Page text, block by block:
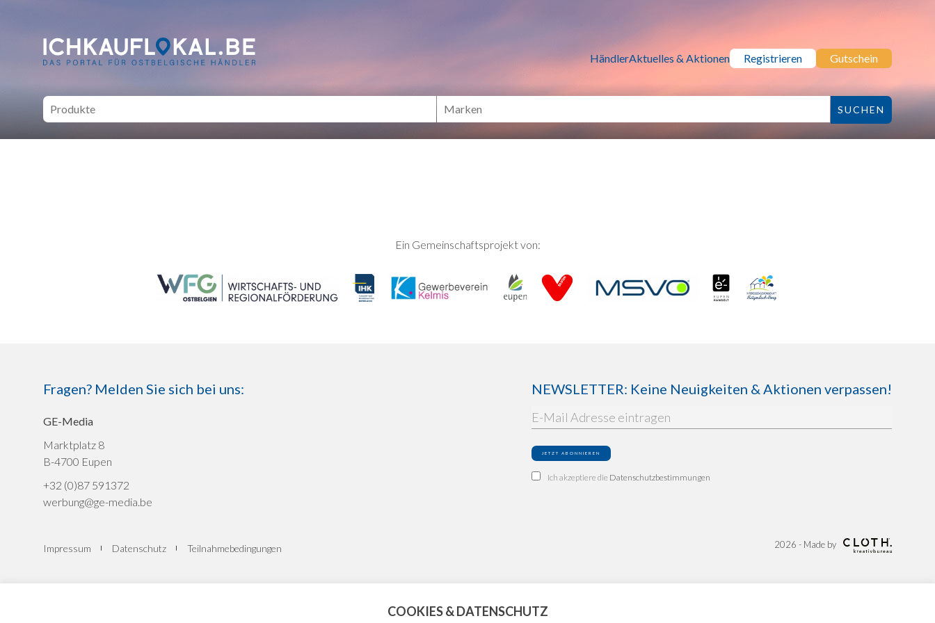
ich kauf lokal - Bei lokalen Händlern online Shoppen HändlerAktuelles & Aktionen Registrieren Gutschein
Ein Gemeinschaftsprojekt von:
Fragen? Melden Sie sich bei uns:
GE-Media
Marktplatz 8
B-4700 Eupen
+32 (0)87 591372
werbung@ge-media.be
NEWSLETTER: Keine Neuigkeiten & Aktionen verpassen!
Ich akzeptiere die Datenschutzbestimmungen
Impressum Datenschutz Teilnahmebedingungen 2026 - Made by
COOKIES & DATENSCHUTZ